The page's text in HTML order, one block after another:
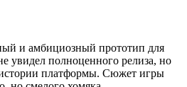
и амбициозный прототип для
увидел полноценного релиза, но
платформы. Сюжет игры